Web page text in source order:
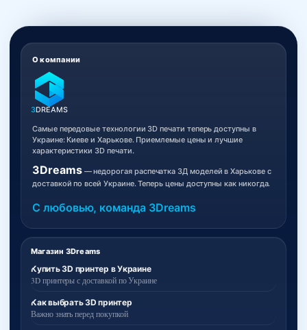
Магазин 3Dreams
Купить 3D принтер в Украине
3D принтеры с доставкой по Украине
Как выбрать 3D принтер
Важно знать перед покупкой
О компании
3DREAMS
Самые передовые технологии 3D печати теперь доступны в
Украине: Киеве и Харькове. Приемлемые цены и лучшие
характеристики 3D печати.
3Dreams— недорогая распечатка 3Д моделей в Харькове с
доставкой по всей Украине. Теперь цены доступны как никогда.
С любовью, команда 3Dreams